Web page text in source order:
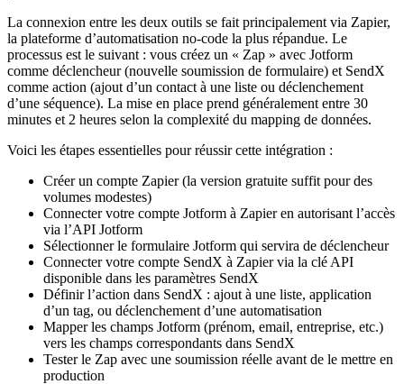
La connexion entre les deux outils se fait principalement via Zapier,
la plateforme d’automatisation no-code la plus répandue. Le
processus est le suivant : vous créez un « Zap » avec Jotform
comme déclencheur (nouvelle soumission de formulaire) et SendX
comme action (ajout d’un contact à une liste ou déclenchement
d’une séquence). La mise en place prend généralement entre 30
minutes et 2 heures selon la complexité du mapping de données.
Voici les étapes essentielles pour réussir cette intégration :
Créer un compte Zapier (la version gratuite suffit pour des
volumes modestes)
Connecter votre compte Jotform à Zapier en autorisant l’accès
via l’API Jotform
Sélectionner le formulaire Jotform qui servira de déclencheur
Connecter votre compte SendX à Zapier via la clé API
disponible dans les paramètres SendX
Définir l’action dans SendX : ajout à une liste, application
d’un tag, ou déclenchement d’une automatisation
Mapper les champs Jotform (prénom, email, entreprise, etc.)
vers les champs correspondants dans SendX
Tester le Zap avec une soumission réelle avant de le mettre en
production